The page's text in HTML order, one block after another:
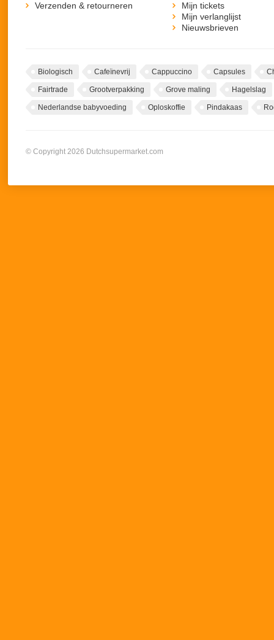
Verzenden & retourneren
Mijn tickets
Mijn verlanglijst
Nieuwsbrieven
Biologisch Cafeïnevrij Cappuccino Capsules
Fairtrade Grootverpakking Grove maling Hagelslag
Nederlandse babyvoeding Oploskoffie Pindakaas
© Copyright 2026 Dutchsupermarket.com